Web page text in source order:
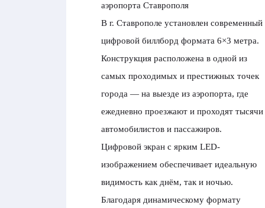
аэропорта Ставрополя
В г. Ставрополе установлен современный
цифровой биллборд формата 6×3 метра.
Конструкция расположена в одной из
самых проходимых и престижных точек
города — на выезде из аэропорта, где
ежедневно проезжают и проходят тысячи
автомобилистов и пассажиров.
Цифровой экран с ярким LED-
изображением обеспечивает идеальную
видимость как днём, так и ночью.
Благодаря динамическому формату